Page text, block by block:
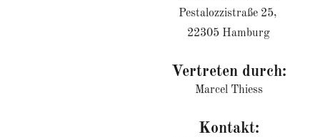
Pestalozzistraße 25,
22305 Hamburg
Vertreten durch:
Marcel Thiess
Kontakt: